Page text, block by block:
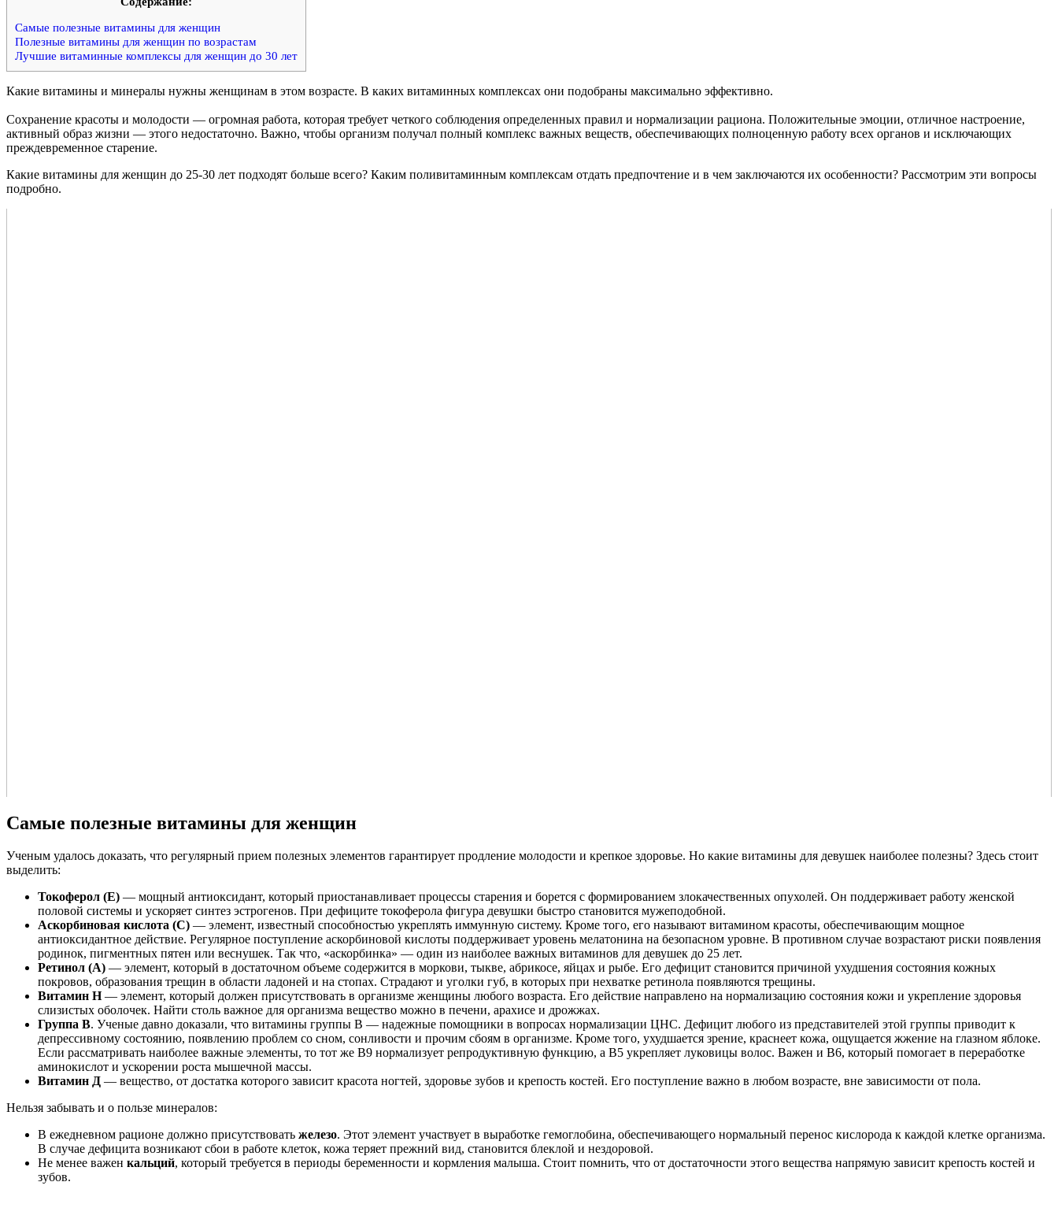
Самые полезные витамины для женщин
Полезные витамины для женщин по возрастам
Лучшие витаминные комплексы для женщин до 30 лет
Какие витамины и минералы нужны женщинам в этом возрасте. В каких витаминных комплексах они подобраны максимально эффективно.
Сохранение красоты и молодости — огромная работа, которая требует четкого соблюдения определенных правил и нормализации рациона. Положительные эмоции, отличное настроение,
активный образ жизни — этого недостаточно. Важно, чтобы организм получал полный комплекс важных веществ, обеспечивающих полноценную работу всех органов и исключающих
преждевременное старение.
Какие витамины для женщин до 25-30 лет подходят больше всего? Каким поливитаминным комплексам отдать предпочтение и в чем заключаются их особенности? Рассмотрим эти вопросы
подробно.
Самые полезные витамины для женщин
Ученым удалось доказать, что регулярный прием полезных элементов гарантирует продление молодости и крепкое здоровье. Но какие витамины для девушек наиболее полезны? Здесь стоит
выделить:
Токоферол (Е) — мощный антиоксидант, который приостанавливает процессы старения и борется с формированием злокачественных опухолей. Он поддерживает работу женской
половой системы и ускоряет синтез эстрогенов. При дефиците токоферола фигура девушки быстро становится мужеподобной.
Аскорбиновая кислота (С) — элемент, известный способностью укреплять иммунную систему. Кроме того, его называют витамином красоты, обеспечивающим мощное
антиоксидантное действие. Регулярное поступление аскорбиновой кислоты поддерживает уровень мелатонина на безопасном уровне. В противном случае возрастают риски появления
родинок, пигментных пятен или веснушек. Так что, «аскорбинка» — один из наиболее важных витаминов для девушек до 25 лет.
Ретинол (А) — элемент, который в достаточном объеме содержится в моркови, тыкве, абрикосе, яйцах и рыбе. Его дефицит становится причиной ухудшения состояния кожных
покровов, образования трещин в области ладоней и на стопах. Страдают и уголки губ, в которых при нехватке ретинола появляются трещины.
Витамин Н— элемент, который должен присутствовать в организме женщины любого возраста. Его действие направлено на нормализацию состояния кожи и укрепление здоровья
слизистых оболочек. Найти столь важное для организма вещество можно в печени, арахисе и дрожжах.
Группа В. Ученые давно доказали, что витамины группы В — надежные помощники в вопросах нормализации ЦНС. Дефицит любого из представителей этой группы приводит к
депрессивному состоянию, появлению проблем со сном, сонливости и прочим сбоям в организме. Кроме того, ухудшается зрение, краснеет кожа, ощущается жжение на глазном яблоке.
Если рассматривать наиболее важные элементы, то тот же В9 нормализует репродуктивную функцию, а В5 укрепляет луковицы волос. Важен и В6, который помогает в переработке
аминокислот и ускорении роста мышечной массы.
Витамин Д — вещество, от достатка которого зависит красота ногтей, здоровье зубов и крепость костей. Его поступление важно в любом возрасте, вне зависимости от пола.
Нельзя забывать и о пользе минералов:
В ежедневном рационе должно присутствовать железо. Этот элемент участвует в выработке гемоглобина, обеспечивающего нормальный перенос кислорода к каждой клетке организма.
В случае дефицита возникают сбои в работе клеток, кожа теряет прежний вид, становится блеклой и нездоровой.
Не менее важен кальций, который требуется в периоды беременности и кормления малыша. Стоит помнить, что от достаточности этого вещества напрямую зависит крепость костей и
зубов.